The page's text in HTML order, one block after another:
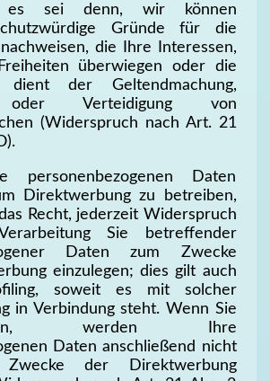
es sei denn, wir können
Gründe für die
die Ihre Interessen,
überwiegen oder die
dient der Geltendmachung,
oder Verteidigung von
(Widerspruch nach Art. 21
personenbezogenen Daten
Direktwerbung zu betreiben,
Recht, jederzeit Widerspruch
Sie betreffender
Daten zum Zwecke
einzulegen; dies gilt auch
soweit es mit solcher
in Verbindung steht. Wenn Sie
werden Ihre
Daten anschließend nicht
der Direktwerbung